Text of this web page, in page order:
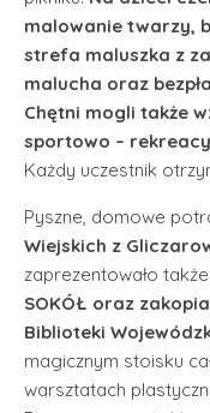
malowanie twarzy,
strefa maluszka z
malucha oraz
Chętni mogli także
sportowo –
Każdy uczestnik
Pyszne, domowe
Wiejskich z
zaprezentowało także
SOKÓŁ oraz
Biblioteki
magicznym stoisku
warsztatach